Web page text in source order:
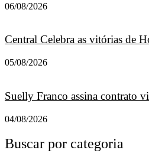
06/08/2026
Central Celebra as vitórias de
05/08/2026
Suelly Franco assina contrato
04/08/2026
Buscar por categoria